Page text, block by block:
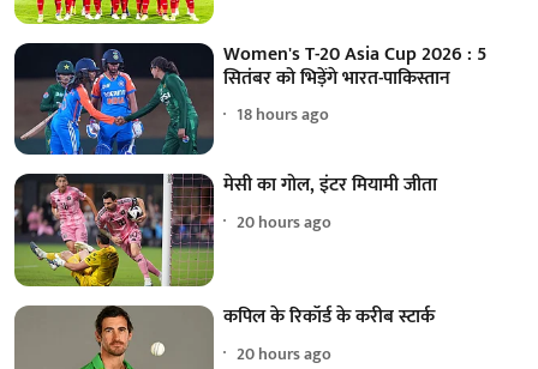
Women's T-20 Asia Cup 2026 : 5
सितंबर को भिड़ेंगे भारत-पाकिस्तान
18 hours ago
मेसी का गोल, इंटर मियामी जीता
20 hours ago
कपिल के रिकॉर्ड के करीब स्टार्क
20 hours ago